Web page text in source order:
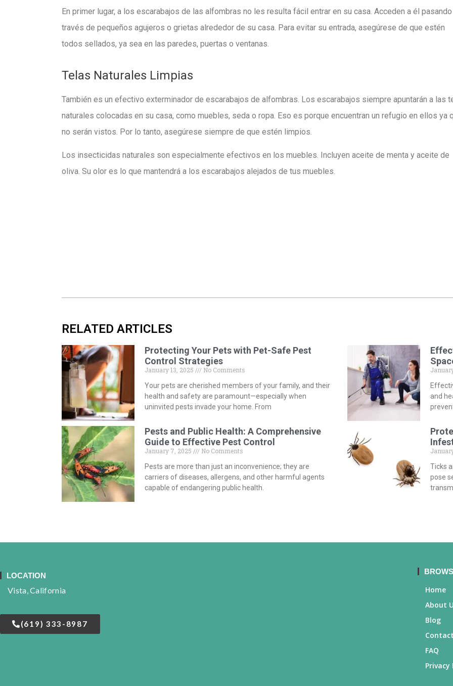
En primer lugar, a los escarabajos de las alfombras no les resulta fácil entrar en su casa. Acceden a él
través de pequeños agujeros o grietas alrededor de su casa. Para evitar su entrada, asegúrese de que estén
todos sellados, ya sea en las paredes, puertas o ventanas.
Telas Naturales Limpias
También es un efectivo exterminador de escarabajos de alfombras. Los escarabajos siempre apuntarán a las
naturales colocadas en su casa, como muebles, seda o ropa. Eso es porque encuentran un refugio en ellos ya
no serán vistos. Por lo tanto, asegúrese siempre de que estén limpios.
Los insecticidas naturales son especialmente efectivos en los muebles. Incluyen aceite de menta y aceite de
oliva. Su olor es lo que mantendrá a los escarabajos alejados de tus muebles.
RELATED ARTICLES
Protecting Your Pets with Pet-Safe Pest
Control Strategies
January 13, 2025
No Comments
Your pets are cherished members of your family, and their
health and safety are paramount—especially when
uninvited pests invade your home. From
and
Pests and Public Health: A Comprehensive
Guide to Effective Pest Control
January 7, 2025
No Comments
Pests are more than just an inconvenience; they are
carriers of diseases, allergens, and other harmful agents
capable of endangering public health.
Ticks
pose
LOCATION
Vista, California
(619) 333-8987
Home
About
Blog
FAQ
Privacy